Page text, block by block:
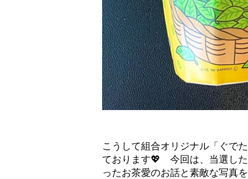
こうして組合オリジナル「ぐで
ております💖 今回は、当選し
ったお茶愛のお話と素敵な写真を